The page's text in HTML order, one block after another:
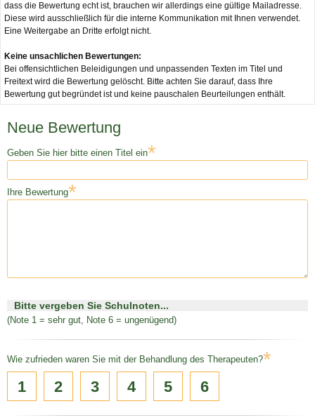
dass die Bewertung echt ist, brauchen wir allerdings eine gültige Mailadresse.
Diese wird ausschließlich für die interne Kommunikation mit Ihnen verwendet.
Eine Weitergabe an Dritte erfolgt nicht.
Keine unsachlichen Bewertungen:
Bei offensichtlichen Beleidigungen und unpassenden Texten im Titel und
Freitext wird die Bewertung gelöscht. Bitte achten Sie darauf, dass Ihre
Bewertung gut begründet ist und keine pauschalen Beurteilungen enthält.
Neue Bewertung
Geben Sie hier bitte einen Titel ein*
Ihre Bewertung*
Bitte vergeben Sie Schulnoten...
(Note 1 = sehr gut, Note 6 = ungenügend)
Wie zufrieden waren Sie mit der Behandlung des Therapeuten?*
1 2 3 4 5 6